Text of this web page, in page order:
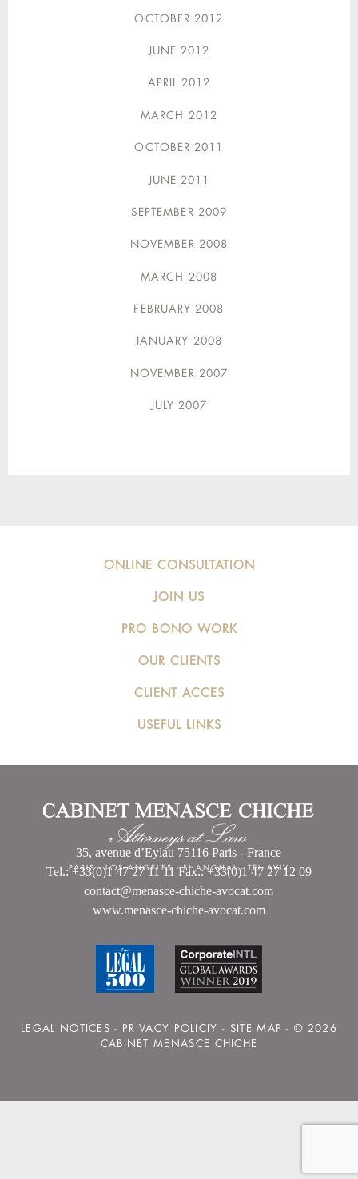
OCTOBER 2012
JUNE 2012
APRIL 2012
MARCH 2012
OCTOBER 2011
JUNE 2011
SEPTEMBER 2009
NOVEMBER 2008
MARCH 2008
FEBRUARY 2008
JANUARY 2008
NOVEMBER 2007
JULY 2007
ONLINE CONSULTATION
JOIN US
PRO BONO WORK
OUR CLIENTS
CLIENT ACCES
USEFUL LINKS
PARIS-LOS ANGELES-SHANGHAI- TEL AVIV
35, avenue d’Eylau 75116 Paris - France
Tel.: +33(0)1 47 27 11 11 Fax.: +33(0)1 47 27 12 09
contact@menasce-chiche-avocat.com
www.menasce-chiche-avocat.com
LEGAL NOTICES - PRIVACY POLICIY - SITE MAP - © 2026
CABINET MENASCE CHICHE